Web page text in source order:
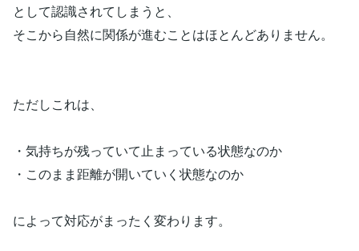
として認識されてしまうと、
そこから自然に関係が進むことはほとんどありません。
ただしこれは、
・気持ちが残っていて止まっている状態なのか
・このまま距離が開いていく状態なのか
によって対応がまったく変わります。